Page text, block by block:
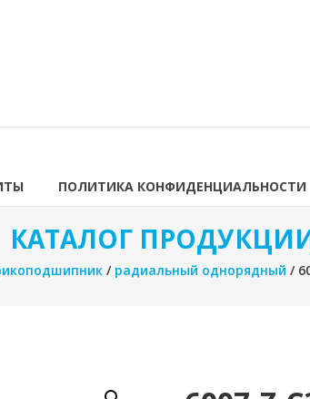
ПОЛИТИКА КОНФИДЕНЦИАЛЬНОСТИ
КАТАЛОГ
/ радиальный однорядный /